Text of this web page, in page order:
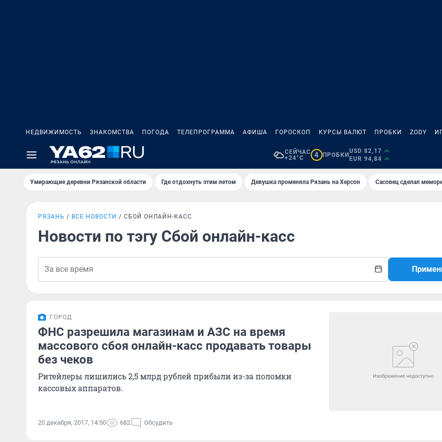
НЕДВИЖИМОСТЬ ЗНАКОМСТВА ПОГОДА ТЕЛЕПРОГРАММА АФИША ГОРОСКОП КУРСЫ ВАЛЮТ ПРОБКИ ZODY
СЕЙЧАС
+24°C
4 ПРОБКИ
USD 82,17
EUR 94,84
Умирающие деревни Рязанской области Где отдохнуть этим летом Девушка променяла Рязань на Херсон Сасовец сделал
РЯЗАНЬ ВСЕ НОВОСТИ СБОЙ ОНЛАЙН-КАСС
Новости по тэгу Сбой онлайн-касс
ГОРОД
ФНС разрешила магазинам и АЗС на время
массового сбоя онлайн-касс продавать товары
без чеков
Ритейлеры лишились 2,5 млрд рублей прибыли из-за поломки
кассовых аппаратов.
20 декабря, 2017, 14:50 682 Обсудить